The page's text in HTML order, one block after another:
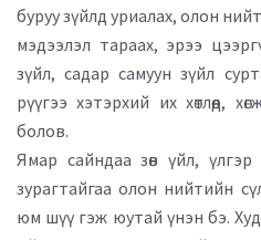
буруу зүйлд уриалах, олон
мэдээлэл тараах, эрээ
зүйл, садар самуун зүйл
рүүгээ хэтэрхий их хөтлөөд,
болов.
Ямар сайндаа зөв үйл, үлгэр
зурагтайгаа олон нийтийн
юм шүү гэж юутай үнэн бэ.